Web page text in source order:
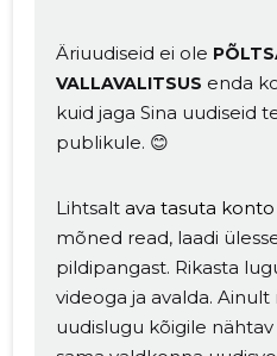
Äriuudiseid ei ole
VALLAVALITSUS enda
kuid jaga Sina uudiseid
publikule. 😊
Lihtsalt ava tasuta konto
mõned read, laadi
pildipangast. Rikasta
videoga ja avalda.
uudislugu kõigile nähtav